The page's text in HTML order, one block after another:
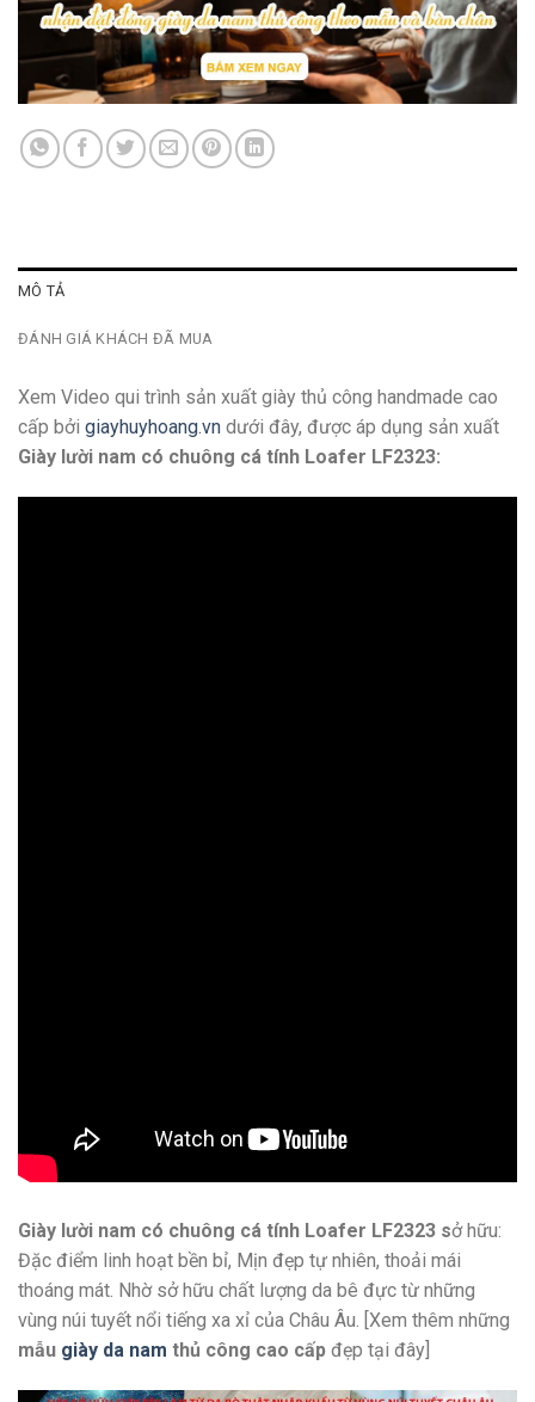
MÔ TẢ
ĐÁNH GIÁ KHÁCH ĐÃ MUA
Xem Video qui trình sản xuất giày thủ công handmade cao
cấp bởi giayhuyhoang.vn dưới đây, được áp dụng sản xuất
Giày lười nam có chuông cá tính Loafer LF2323:
Giày lười nam có chuông cá tính Loafer LF2323 sở hữu:
Đặc điểm linh hoạt bền bỉ, Mịn đẹp tự nhiên, thoải mái
thoáng mát. Nhờ sở hữu chất lượng da bê đực từ những
vùng núi tuyết nổi tiếng xa xỉ của Châu Âu. [Xem thêm những
mẫu giày da nam thủ công cao cấp đẹp tại đây]